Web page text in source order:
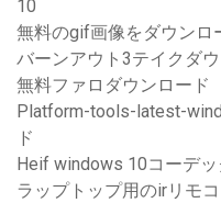
10
無料のgif画像をダウンロ
バーンアウト3テイクダ
無料ファロダウンロード
Platform-tools-latest-
ド
Heif windows 10コーデ
ラップトップ用のirリモ